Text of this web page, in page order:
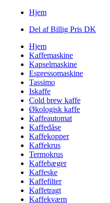
Hjem
Del af Billig Pris DK
Hjem
Kaffemaskine
Kapselmaskine
Espressomaskine
Tassimo
Iskaffe
Cold brew kaffe
Økologisk kaffe
Kaffeautomat
Kaffedåse
Kaffekopper
Kaffekrus
Termokrus
Kaffebæger
Kaffeske
Kaffefilter
Kaffetragt
Kaffekværn